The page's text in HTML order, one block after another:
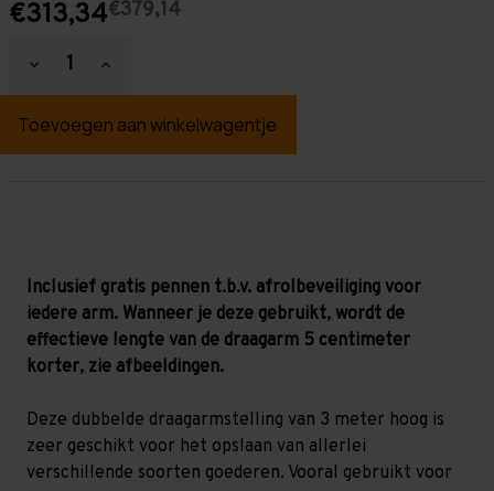
€313,34€379,14
Hoeveelheid
verlagen
Draagarmstelling
mm
per
arm)
-
Zelf
samenstellen
Hoeveelheid
verhogen
Draagarmstelling
mm
per
arm)
-
Zelf
samenstellen
Inclusief gratis pennen t.b.v. afrolbeveiliging voor
iedere arm. Wanneer je deze gebruikt, wordt de
effectieve lengte van de draagarm 5 centimeter
korter, zie afbeeldingen.
Deze dubbelde draagarmstelling van 3 meter hoog is
zeer geschikt voor het opslaan van allerlei
verschillende soorten goederen. Vooral gebruikt voor